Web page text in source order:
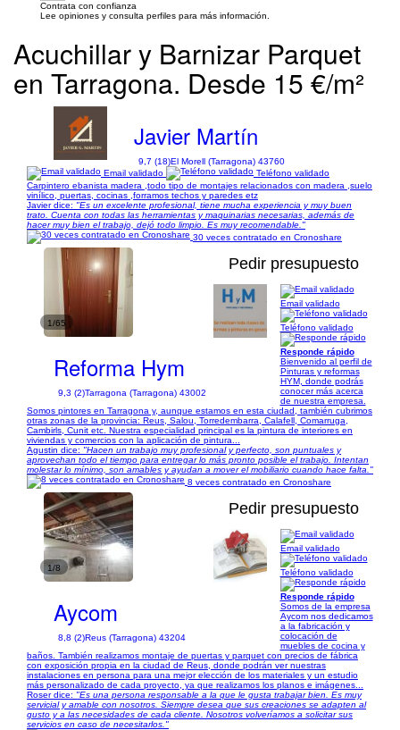
Contrata con confianza
Lee opiniones y consulta perfiles para más información.
Acuchillar y Barnizar Parquet
en Tarragona. Desde 15 €/m²
Javier Martín
9,7 (18)El Morell (Tarragona) 43760
Email validado
Teléfono validado
Carpintero ebanista madera ,todo tipo de montajes relacionados con madera ,suelo
vinílico, puertas, cocinas ,forramos techos y paredes etz
Javier dice: "Es un excelente profesional, tiene mucha experiencia y muy buen
trato. Cuenta con todas las herramientas y maquinarias necesarias, además de
hacer muy bien el trabajo, dejó todo limpio. Es muy recomendable."
30 veces contratado en Cronoshare
1/65
Pedir presupuesto
Reforma Hym
9,3 (2)Tarragona (Tarragona) 43002
Email validado
Teléfono validado
Responde rápido
Bienvenido al perfil de
Pinturas y reformas
HYM, donde podrás
conocer más acerca
de nuestra empresa.
Somos pintores en Tarragona y, aunque estamos en esta ciudad, también cubrimos
otras zonas de la provincia: Reus, Salou, Torredembarra, Calafell, Comarruga,
Cambirls, Cunit etc. Nuestra especialidad principal es la pintura de interiores en
viviendas y comercios con la aplicación de pintura...
Agustin dice: "Hacen un trabajo muy profesional y perfecto, son puntuales y
aprovechan todo el tiempo para entregar lo más pronto posible el trabajo. Intentan
molestar lo mínimo, son amables y ayudan a mover el mobiliario cuando hace falta."
8 veces contratado en Cronoshare
1/8
Pedir presupuesto
Aycom
8,8 (2)Reus (Tarragona) 43204
Email validado
Teléfono validado
Responde rápido
Somos de la empresa
Aycom nos dedicamos
a la fabricación y
colocación de
muebles de cocina y
baños. También realizamos montaje de puertas y parquet con precios de fábrica
con exposición propia en la ciudad de Reus, donde podrán ver nuestras
instalaciones en persona para una mejor elección de los materiales y un estudio
más personalizado de cada proyecto, ya que realizamos los planos e imágenes...
Roser dice: "Es una persona responsable a la que le gusta trabajar bien. Es muy
servicial y amable con nosotros. Siempre desea que sus creaciones se adapten al
gusto y a las necesidades de cada cliente. Nosotros volveríamos a solicitar sus
servicios en caso de necesitarlos."